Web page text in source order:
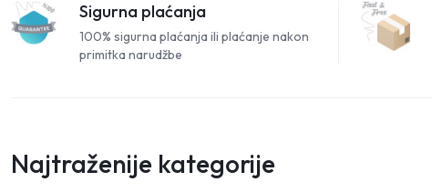
Sigurna plaćanja
100% sigurna plaćanja ili plaćanje nakon
primitka narudžbe
Najtraženije kategorije